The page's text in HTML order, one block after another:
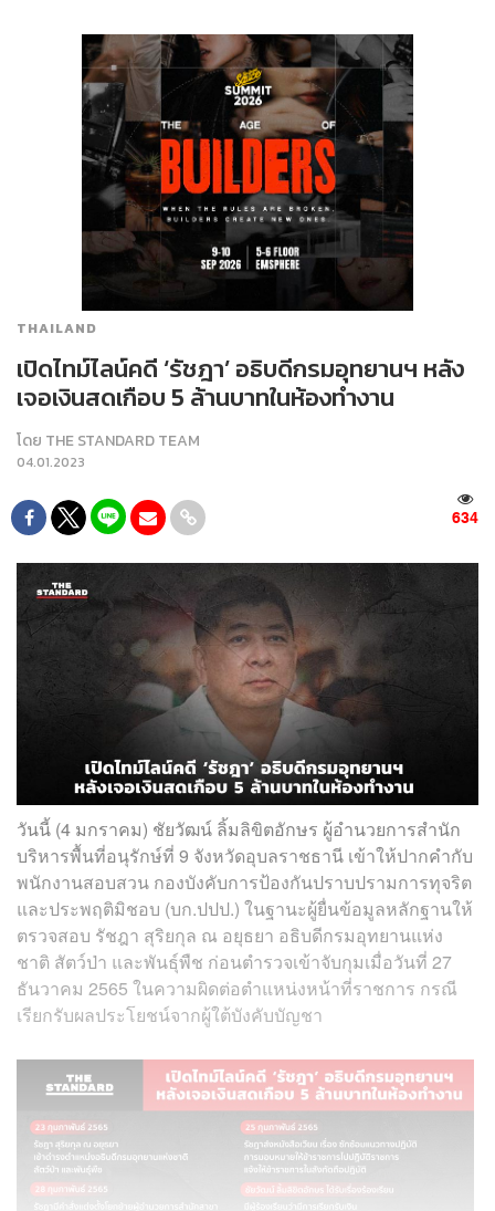
THAILAND
เปิดไทม์ไลน์คดี ‘รัชฎา’ อธิบดีกรมอุทยานฯ หลัง
เจอเงินสดเกือบ 5 ล้านบาทในห้องทำงาน
โดย THE STANDARD TEAM
04.01.2023
634
วันนี้ (4 มกราคม) ชัยวัฒน์ ลิ้มลิขิตอักษร ผู้อำนวยการสำนัก
บริหารพื้นที่อนุรักษ์ที่ 9 จังหวัดอุบลราชธานี เข้าให้ปากคำกับ
พนักงานสอบสวน กองบังคับการป้องกันปราบปรามการทุจริต
และประพฤติมิชอบ (บก.ปปป.) ในฐานะผู้ยื่นข้อมูลหลักฐานให้
ตรวจสอบ รัชฎา สุริยกุล ณ อยุธยา อธิบดีกรมอุทยานแห่ง
ชาติ สัตว์ป่า และพันธุ์พืช ก่อนตำรวจเข้าจับกุมเมื่อวันที่ 27
ธันวาคม 2565 ในความผิดต่อตำแหน่งหน้าที่ราชการ กรณี
เรียกรับผลประโยชน์จากผู้ใต้บังคับบัญชา